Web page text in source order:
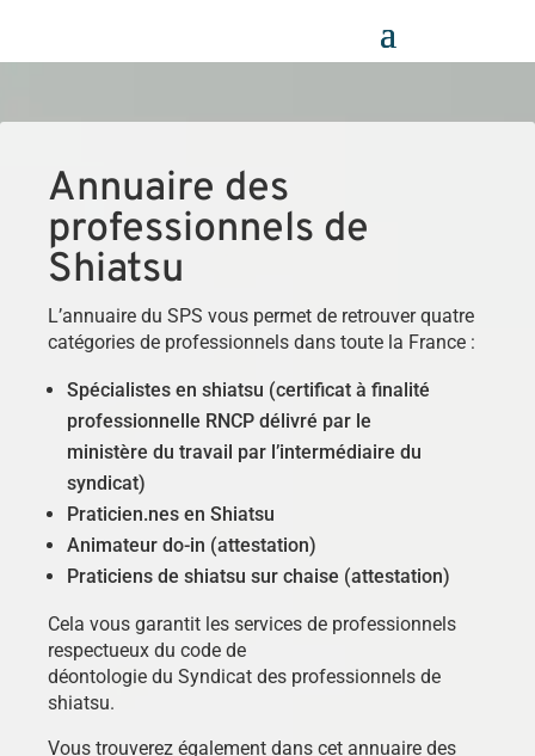
Annuaire des
professionnels de
Shiatsu
L’annuaire du SPS vous permet de retrouver quatre
catégories de professionnels dans toute la France :
Spécialistes en shiatsu (certificat à finalité
professionnelle RNCP délivré par le
ministère du travail par l’intermédiaire du
syndicat)
Praticien.nes en Shiatsu
Animateur do-in (attestation)
Praticiens de shiatsu sur chaise (attestation)
Cela vous garantit les services de professionnels
respectueux du code de
déontologie du Syndicat des professionnels de
shiatsu.
Vous trouverez également dans cet annuaire des